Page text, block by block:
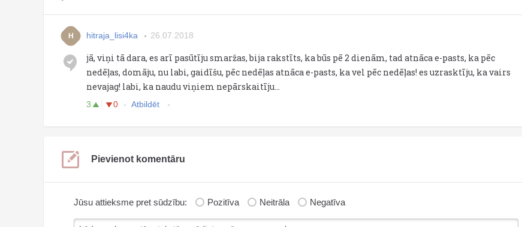
H hitraja_lisi4ka 26.07.2018
jā, viņi tā dara, es arī pasūtīju smaržas, bija rakstīts, ka būs pē 2 dienām, tad atnāca e-pasts, ka pēc
nedēļas, domāju, nu labi, gaidīšu, pēc nedēļas atnāca e-pasts, ka vel pēc nedēļas! es uzrasktīju, ka vairs
nevajag! labi, ka naudu viņiem nepārskaitīju...
3 0 Atbildēt
Pievienot komentāru
Jūsu attieksme pret sūdzību: Pozitīva Neitrāla Negatīva